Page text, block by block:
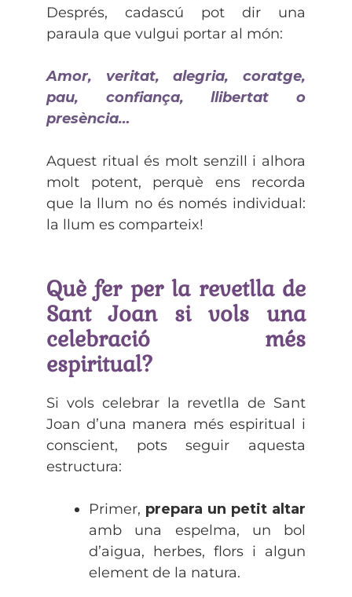
Després, cadascú pot dir una
paraula que vulgui portar al món:
Amor, veritat, alegria, coratge,
pau, confiança, llibertat o
presència…
Aquest ritual és molt senzill i alhora
molt potent, perquè ens recorda
que la llum no és només individual:
la llum es comparteix!
Què fer per la revetlla de
Sant Joan si vols una
celebració més
espiritual?
Si vols celebrar la revetlla de Sant
Joan d’una manera més espiritual i
conscient, pots seguir aquesta
estructura:
Primer, prepara un petit altar
amb una espelma, un bol
d’aigua, herbes, flors i algun
element de la natura.